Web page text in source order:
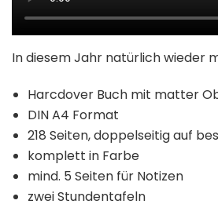
In diesem Jahr natürlich wieder
Harcdover Buch mit matter
DIN A4 Format
218 Seiten, doppelseitig auf
komplett in Farbe
mind. 5 Seiten für Notizen
zwei Stundentafeln